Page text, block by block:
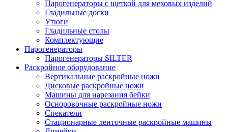
Парогенераторы с щеткой для меховых изделий
Гладильные доски
Утюги
Гладильные столы
Комплектующие
Парогенераторы
Парогенераторы SILTER
Раскройное оборудование
Вертикальные раскройные ножи
Дисковые раскройные ножи
Машины для нарезания бейки
Осноровочные раскройные ножи
Спекатели
Стационарные ленточные раскройные машины